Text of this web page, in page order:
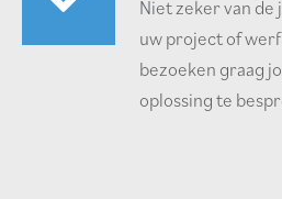
Niet zeker van
uw project of
bezoeken graag
oplossing te